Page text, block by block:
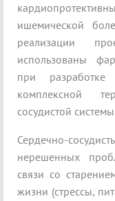
ишемической
реализации
использованы
при
комплексной
сосудистой
Сердечно-
нерешенных
связи со
жизни (стрессы,